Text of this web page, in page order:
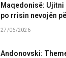
Maqedonisë:
po rrisin nevojën
27/06/2026
Andonovski: